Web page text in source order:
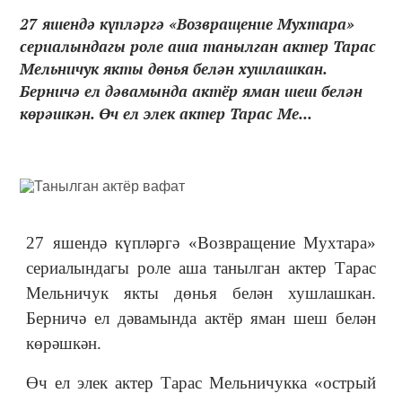
27 яшендә күпләргә «Возвращение Мухтара»
сериалындагы роле аша танылган актер Тарас
Мельничук якты дөнья белән хушлашкан.
Берничә ел дәвамында актёр яман шеш белән
көрәшкән. Өч ел элек актер Тарас Ме...
27 яшендә күпләргә «Возвращение Мухтара»
сериалындагы роле аша танылган актер Тарас
Мельничук якты дөнья белән хушлашкан.
Берничә ел дәвамында актёр яман шеш белән
көрәшкән.
Өч ел элек актер Тарас Мельничукка «острый